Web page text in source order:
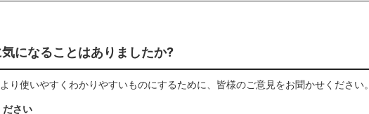
になることはありましたか?
り使いやすくわかりやすいものにするために、皆様のご意見をお聞かせください。
ださい